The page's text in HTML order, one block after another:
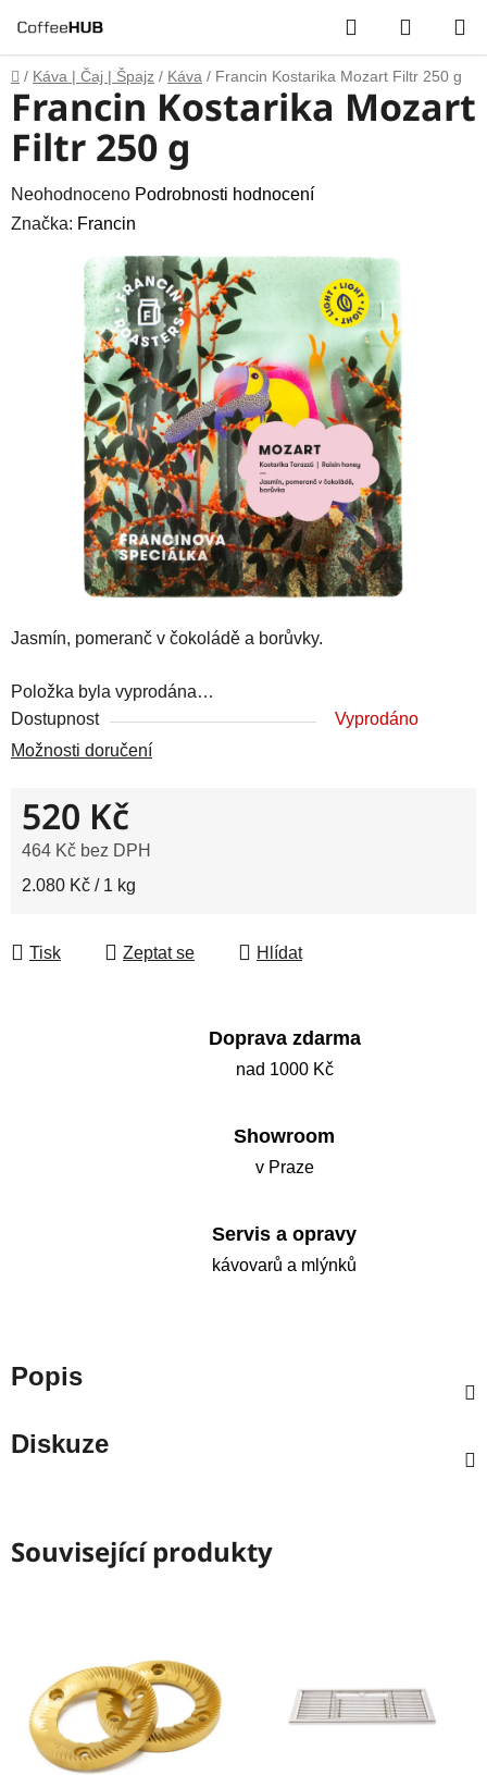
na
obsah
Hledat
KOŠÍK
Domů
/ Káva | Čaj | Špajz / Káva / Francin Kostarika Mozart Filtr 250 g
Jasmín, pomeranč v čokoládě a borůvky.
Položka byla vyprodána…
Dostupnost
Vyprodáno
Možnosti doručení
520 Kč
464 Kč bez DPH
Měrná cena:
2.080 Kč / 1 kg
Tisk Zeptat se Hlídat
Francin Kostarika Mozart
Filtr 250 g
Průměrné
hodnocení
hvězdiček.
Neohodnoceno Podrobnosti hodnocení
Značka: Francin
Doprava zdarma
nad 1000 Kč
Showroom
v Praze
Servis a opravy
kávovarů a mlýnků
Popis
Diskuze
Související produkty